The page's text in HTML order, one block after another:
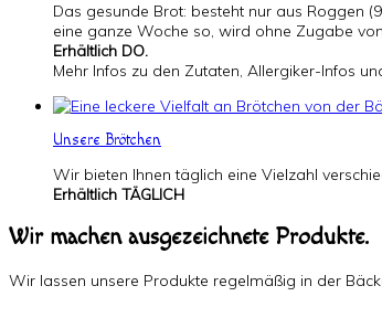
Das gesunde Brot: besteht nur aus Roggen
eine ganze Woche so, wird ohne Zugabe
Erhältlich DO.
Mehr Infos zu den Zutaten, Allergiker-Infos
Unsere Brötchen
Wir bieten Ihnen täglich eine Vielzahl
Erhältlich TÄGLICH
Wir machen ausgezeichnete Produkte.
Wir lassen unsere Produkte regelmäßig in der